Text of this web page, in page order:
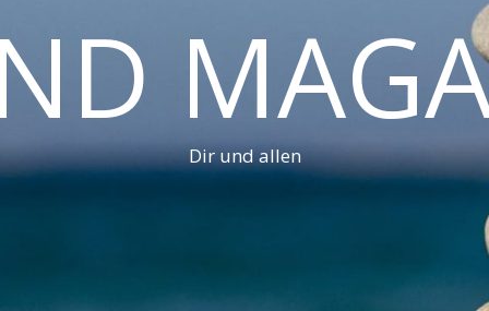
Dir und allen